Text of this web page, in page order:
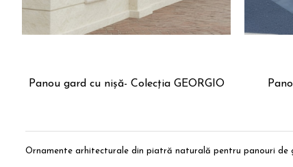
Panou gard cu nișă- Colecția GEORGIO
Ornamente arhitecturale din piatră naturală pentru panouri de